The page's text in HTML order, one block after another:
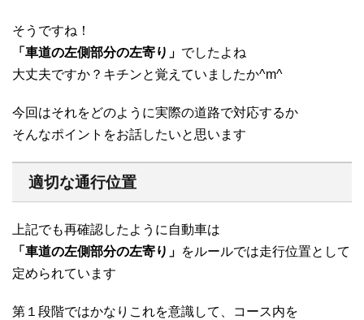
そうですね！
「車道の左側部分の左寄り」 でしたよね
大丈夫ですか？キチンと覚えていましたか^m^
今回はそれをどのように実際の道路で対応するか
そんなポイントをお話したいと思います
適切な通行位置
上記でも再確認したように自動車は
「車道の左側部分の左寄り」 をルールでは走行位置として
定められています
第１段階ではかなりこれを意識して、コース内を